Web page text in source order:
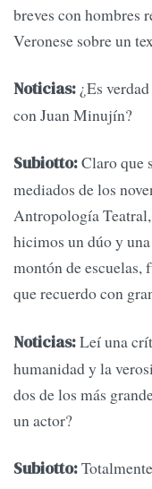
breves con hombres
Veronese sobre un
Noticias: ¿Es
con Juan Minujín?
Subiotto:Claro que
mediados de los
Antropología
hicimos un dúo y
montón de escuelas,
que recuerdo con
Noticias:Leí una
humanidad y la
dos de los más
un actor?
Subiotto: